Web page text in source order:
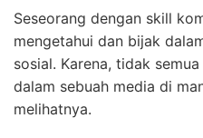
Seseorang dengan skill
mengetahui dan bijak
sosial. Karena, tidak
dalam sebuah media di
melihatnya.